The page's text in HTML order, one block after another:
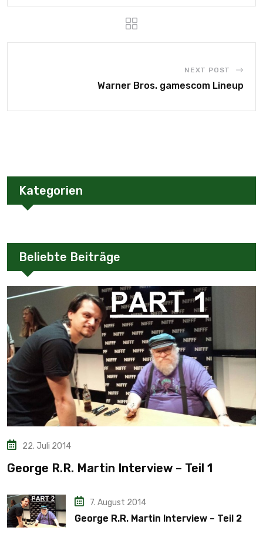
NEXT POST
Warner Bros. gamescom Lineup
Kategorien
Beliebte Beiträge
22. Juli 2014
George R.R. Martin Interview – Teil 1
7. August 2014
George R.R. Martin Interview – Teil 2